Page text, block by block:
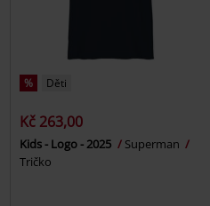
% Děti
Kč 263,00
Kids - Logo - 2025
Superman
Tričko